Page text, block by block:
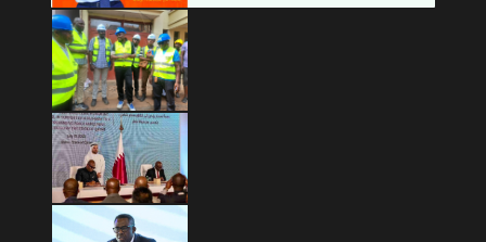
Copyright © 2026 Mashariki RDC | Fièrement Congolais